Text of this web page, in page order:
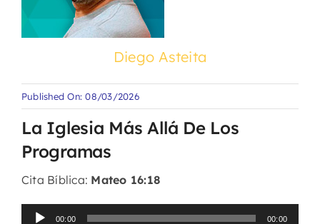
Diego Asteita
Published On: 08/03/2026
La Iglesia Más Allá De Los
Programas
Cita Bíblica: Mateo 16:18
Reproductor
00:00 00:00